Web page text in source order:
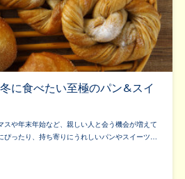
に食べたい至極のパン&スイ
や年末年始など、親しい人と会う機会が増えて
ぴったり、持ち寄りにうれしいパンやスイーツ…